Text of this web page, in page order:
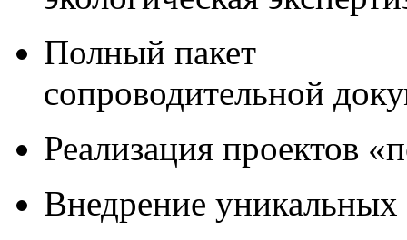
Полный пакет
сопроводительной
Реализация проектов
Внедрение уникальных